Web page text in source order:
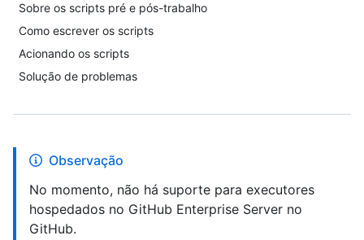
Sobre os scripts pré e pós-trabalho
Como escrever os scripts
Acionando os scripts
Solução de problemas
Observação
No momento, não há suporte para executores
hospedados no GitHub Enterprise Server no
GitHub.